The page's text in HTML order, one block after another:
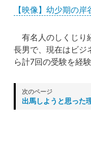
【映像】幼少期の岸
有名人のしくじり
長男で、現在はビジ
ら計7回の受験を経
出馬しようと思った